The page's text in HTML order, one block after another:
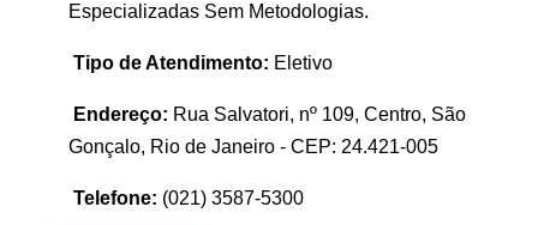
Especializadas Sem Metodologias.
Tipo de Atendimento: Eletivo
Endereço: Rua Salvatori, nº 109, Centro, São
Gonçalo, Rio de Janeiro - CEP: 24.421-005
Telefone: (021) 3587-5300